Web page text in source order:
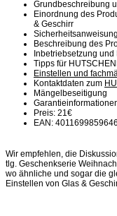
Grundbeschreibung
Einordnung des
& Geschirr
Beschreibung des
Inbetriebsetzung
Tipps für
Einstellen und
Kontaktdaten zum
Mängelbeseitigung
Preis: 21€
EAN: 4011699859646
Wir empfehlen, die
tlg. Geschenkserie
wo ähnliche und sogar die
Einstellen von Glas &